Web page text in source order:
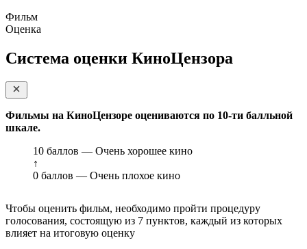
Фильм
Оценка
Система оценки КиноЦензора
Фильмы на КиноЦензоре оцениваются по 10-ти балльной
шкале.
10 баллов — Очень хорошее кино
↑
0 баллов — Очень плохое кино
Чтобы оценить фильм, необходимо пройти процедуру
голосования, состоящую из 7 пунктов, каждый из которых
влияет на итоговую оценку